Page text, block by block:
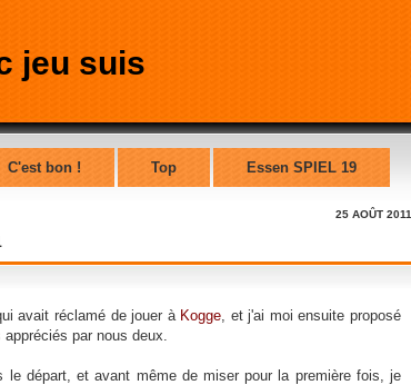
C'est bon ! Top Essen SPIEL 19
25 AOÛT 2011
avait réclamé de jouer à Kogge, et j'ai moi ensuite proposé
par nous deux.
le départ, et avant même de miser pour la première fois, je